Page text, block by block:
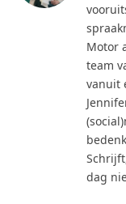
Motor
team
vanuit
dag